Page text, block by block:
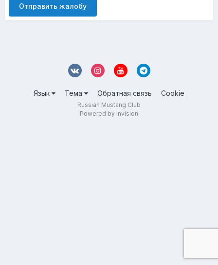
Отправить жалобу
Язык Тема Обратная связь Cookie
Russian Mustang Club
Powered by Invision